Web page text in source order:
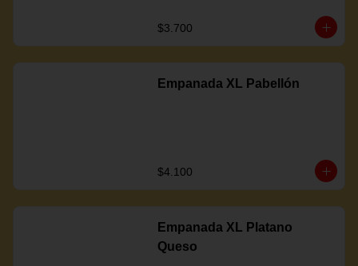
$3.700
Empanada XL Pabellón
$4.100
Empanada XL Platano
Queso